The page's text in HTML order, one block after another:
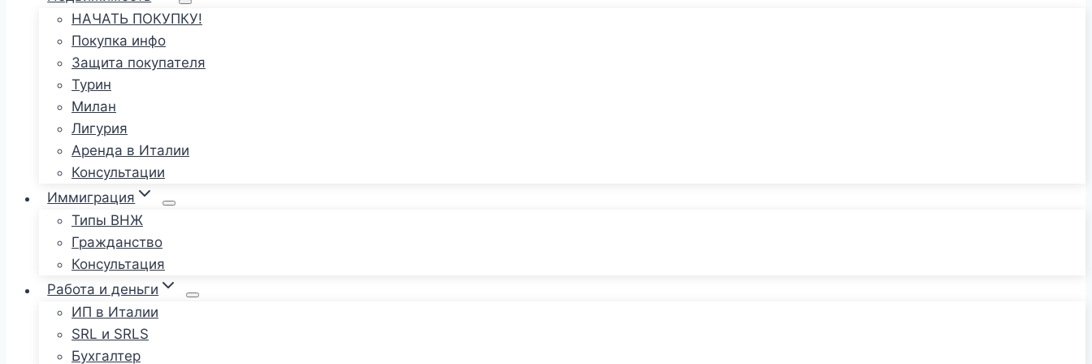
НАЧАТЬ ПОКУПКУ!
Покупка инфо
Защита покупателя
Турин
Милан
Лигурия
Аренда в Италии
Консультации
Иммиграция
Типы ВНЖ
Гражданство
Консультация
Работа и деньги
ИП в Италии
SRL и SRLS
Бухгалтер